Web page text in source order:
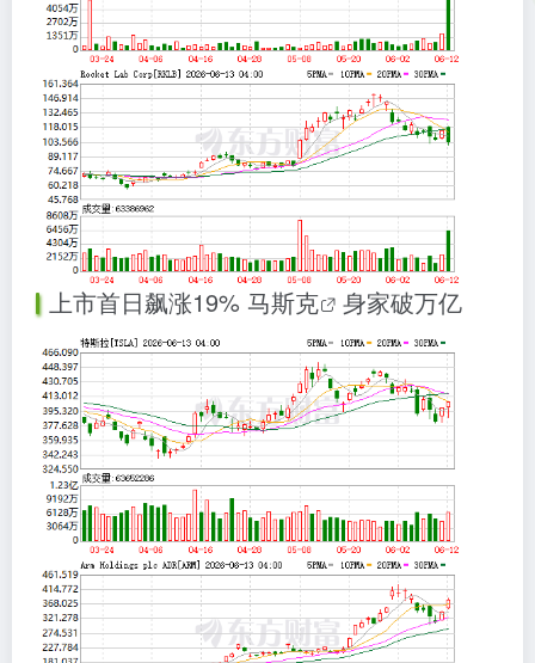
上市首日飙涨19% 马斯克 身家破万亿